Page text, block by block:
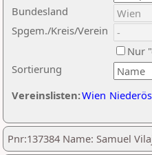
Sortierung
Bundesland
Spgem./Kreis/Verein
Nur
Vereinslisten:Wien
Pnr:137384 Name: Samuel